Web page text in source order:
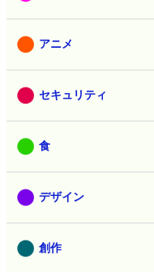
アニメ
セキュリティ
食
デザイン
創作